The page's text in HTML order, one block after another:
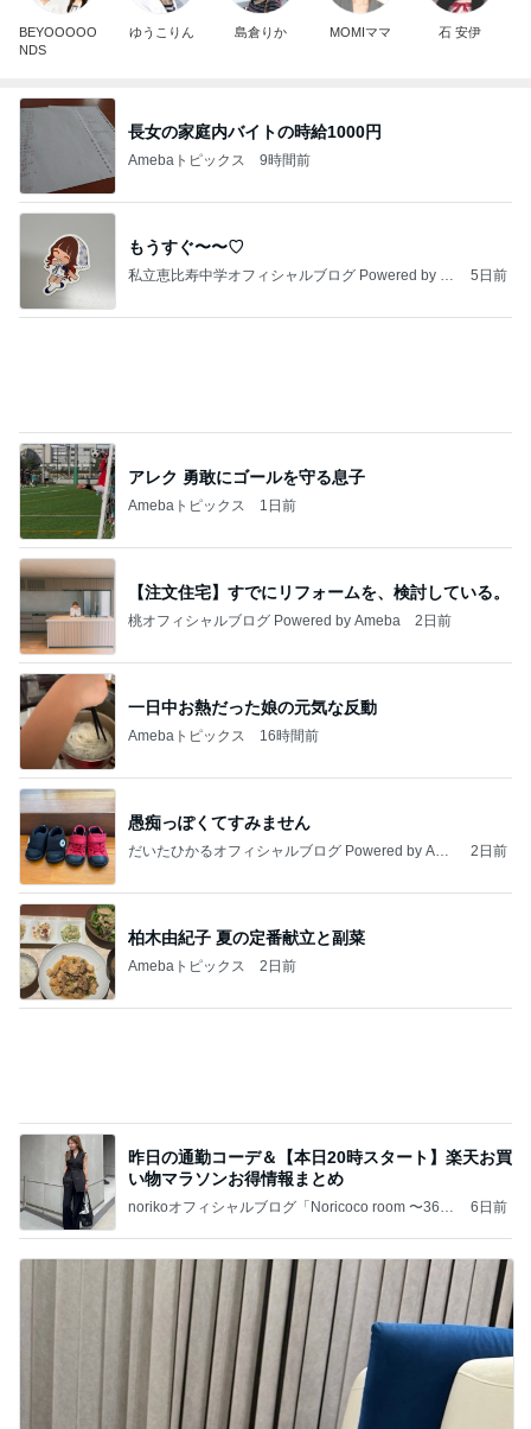
BEYOOOOO
NDS
ゆうこりん 島倉りか MOMIママ 石 安伊
長女の家庭内バイトの時給1000円
Amebaトピックス 9時間前
もうすぐ〜〜♡
私立恵比寿中学オフィシャルブログ Powered by A
5日前
アレク 勇敢にゴールを守る息子
Amebaトピックス 1日前
【注文住宅】すでにリフォームを、検討している。
桃オフィシャルブログ Powered by Ameba 2日前
一日中お熱だった娘の元気な反動
Amebaトピックス 16時間前
愚痴っぽくてすみません
だいたひかるオフィシャルブログ Powered by Ame
2日前
柏木由紀子 夏の定番献立と副菜
Amebaトピックス 2日前
昨日の通勤コーデ＆【本日20時スタート】楽天お買
い物マラソンお得情報まとめ
norikoオフィシャルブログ「Noricoco room 〜365
6日前